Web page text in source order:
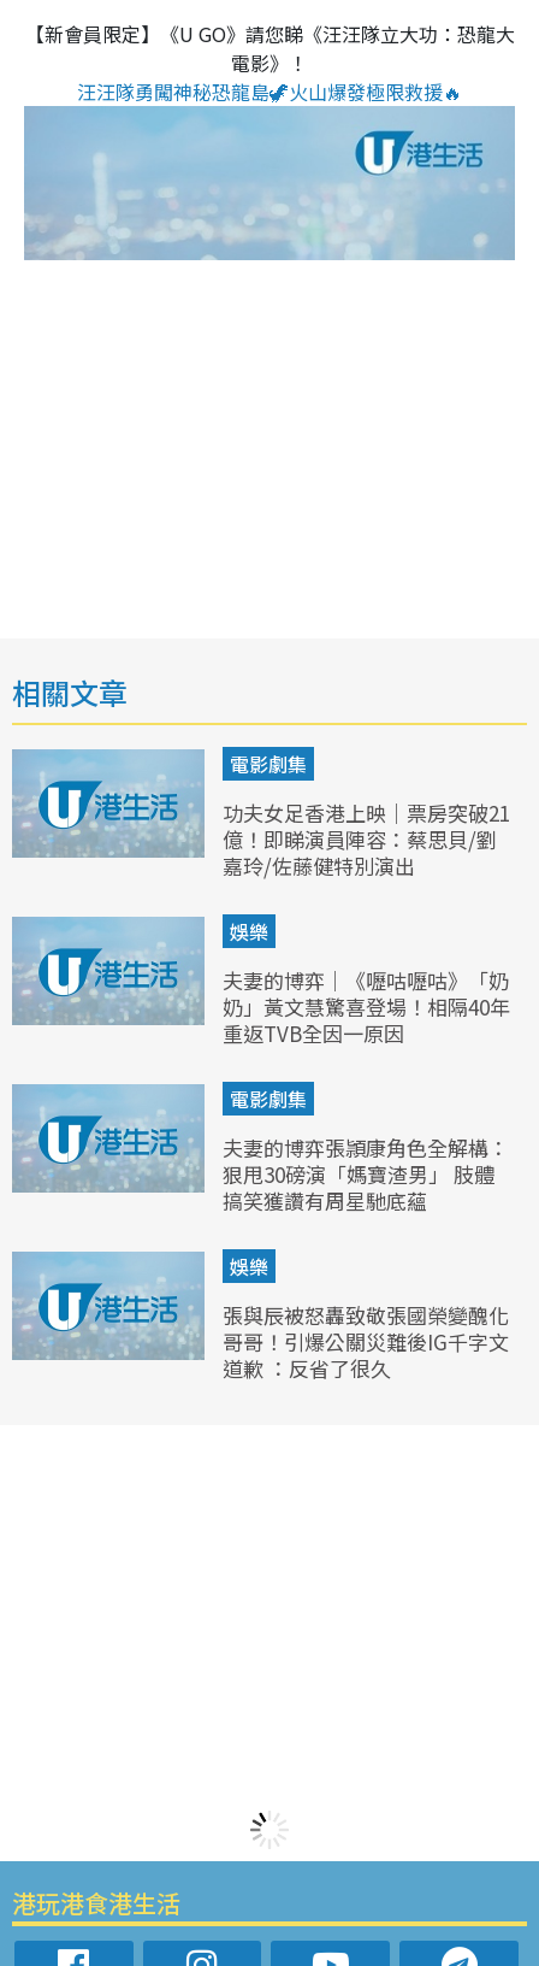
【新會員限定】《U GO》請您睇《汪汪隊立大功：恐龍大
電影》！
汪汪隊勇闖神秘恐龍島🦖火山爆發極限救援🔥
相關文章
電影劇集
功夫女足香港上映｜票房突破21
億！即睇演員陣容：蔡思貝/劉
嘉玲/佐藤健特別演出
娛樂
夫妻的博弈｜《嚦咕嚦咕》「奶
奶」黃文慧驚喜登場！相隔40年
重返TVB全因一原因
電影劇集
夫妻的博弈張頴康角色全解構：
狠甩30磅演「媽寶渣男」 肢體
搞笑獲讚有周星馳底蘊
娛樂
張與辰被怒轟致敬張國榮變醜化
哥哥！引爆公關災難後IG千字文
道歉 ：反省了很久
港玩港食港生活